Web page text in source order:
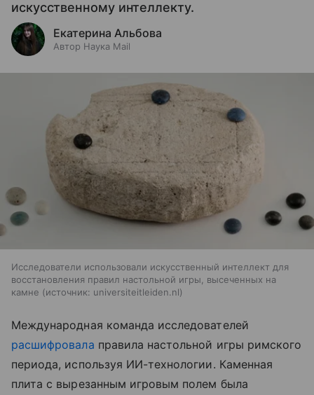
искусственному интеллекту.
Екатерина Альбова
Автор Наука Mail
Исследователи использовали искусственный интеллект для
восстановления правил настольной игры, высеченных на
камне
источник: universiteitleiden.nl
Международная команда исследователей
расшифровала правила настольной игры римского
периода, используя ИИ-технологии. Каменная
плита с вырезанным игровым полем была